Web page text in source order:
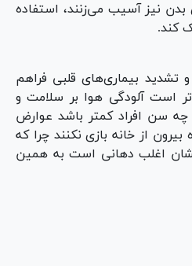
بدن نیز آسیب می‌زنند، استفاده
کند.
و تشدید بیماری‌های قلبی فراهم
است آلودگی هوا بر سلامت و
چه سن افراد کمتر باشد عوارض
از خانه بازی نکنند چرا که
اغلب دهانی است به همین